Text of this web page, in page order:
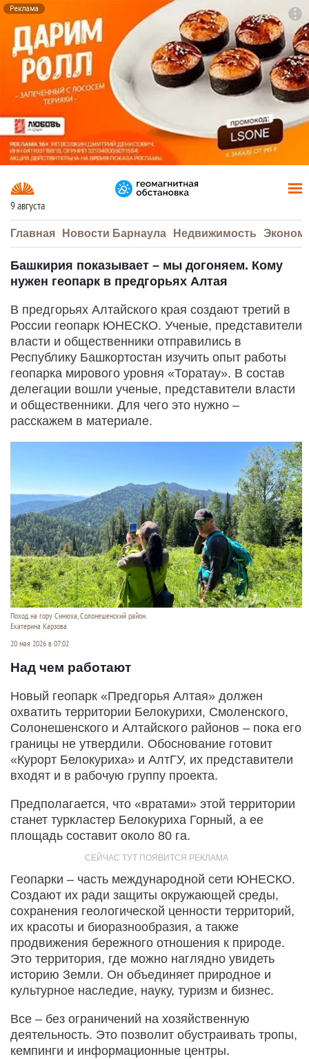
Реклама
9 августа
Главная Новости Барнаула Недвижимость
Башкирия показывает – мы догоняем. Кому
нужен геопарк в предгорьях Алтая
В предгорьях Алтайского края создают третий в
России геопарк ЮНЕСКО. Ученые, представители
власти и общественники отправились в
Республику Башкортостан изучить опыт работы
геопарка мирового уровня «Торатау». В состав
делегации вошли ученые, представители власти
и общественники. Для чего это нужно –
расскажем в материале.
Поход на гору Синюха, Солонешенский район.
Екатерина Карзова
20 мая 2026 в 07:02
Над чем работают
Новый геопарк «Предгорья Алтая» должен
охватить территории Белокурихи, Смоленского,
Солонешенского и Алтайского районов – пока его
границы не утвердили. Обоснование готовит
«Курорт Белокуриха» и АлтГУ, их представители
входят и в рабочую группу проекта.
Предполагается, что «вратами» этой территории
станет туркластер Белокуриха Горный, а ее
площадь составит около 80 га.
Геопарки – часть международной сети ЮНЕСКО.
Создают их ради защиты окружающей среды,
сохранения геологической ценности территорий,
их красоты и биоразнообразия, а также
продвижения бережного отношения к природе.
Это территория, где можно наглядно увидеть
историю Земли. Он объединяет природное и
культурное наследие, науку, туризм и бизнес.
Все – без ограничений на хозяйственную
деятельность. Это позволит обустраивать тропы,
кемпинги и информационные центры.